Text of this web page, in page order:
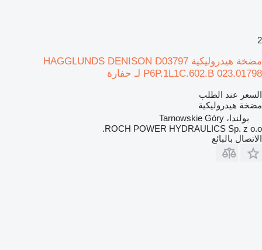
2
مضخة هيدروليكية HAGGLUNDS DENISON D03797
P6P.1L1C.602.B 023.01798 لـ حفارة
السعر عند الطلب
مضخة هيدروليكية
بولندا، Tarnowskie Góry
ROCH POWER HYDRAULICS Sp. z o.o.
الاتصال بالبائع